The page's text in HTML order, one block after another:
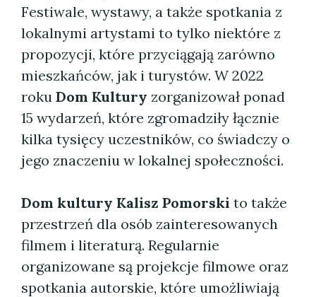
Festiwale, wystawy, a także spotkania z
lokalnymi artystami to tylko niektóre z
propozycji, które przyciągają zarówno
mieszkańców, jak i turystów. W 2022
roku Dom Kultury zorganizował ponad
15 wydarzeń, które zgromadziły łącznie
kilka tysięcy uczestników, co świadczy o
jego znaczeniu w lokalnej społeczności.
Dom kultury Kalisz Pomorski to także
przestrzeń dla osób zainteresowanych
filmem i literaturą. Regularnie
organizowane są projekcje filmowe oraz
spotkania autorskie, które umożliwiają